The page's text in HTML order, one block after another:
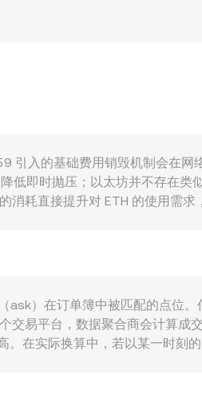
引入的基础费用销毁机制会在网
低即时抛压；以太坊并不存在类
消耗直接提升对 ETH 的使用需求
货型以太坊 ETF 的审批进展、欧
价、以及链上与交易所的大额地
ask）在订单簿中被匹配的点位。
交易平台，数据聚合商会计算成
。在实际换算中，若以某一时刻
推动价格沿曲线移动，从而影响